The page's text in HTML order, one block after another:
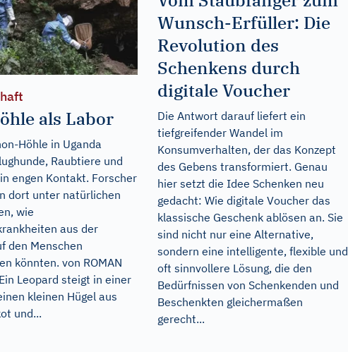
als Labor
Höhle in Uganda
Raubtiere und
engen Kontakt. Forscher
dort unter natürlichen
wie
aus der
den Menschen
könnten. von ROMAN
Ein Leopard steigt in einer
kleinen Hügel aus
und...
Wunsch-Erfüller: Die
Revolution des
Schenkens durch
digitale Voucher
Die Antwort darauf liefert ein
tiefgreifender Wandel im
Konsumverhalten, der das Konzept
des Gebens transformiert. Genau
hier setzt die Idee Schenken neu
gedacht: Wie digitale Voucher das
klassische Geschenk ablösen an. Sie
sind nicht nur eine Alternative,
sondern eine intelligente, flexible und
oft sinnvollere Lösung, die den
Bedürfnissen von Schenkenden und
Beschenkten gleichermaßen
gerecht...